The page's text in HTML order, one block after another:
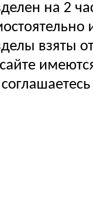
на 2
взяты